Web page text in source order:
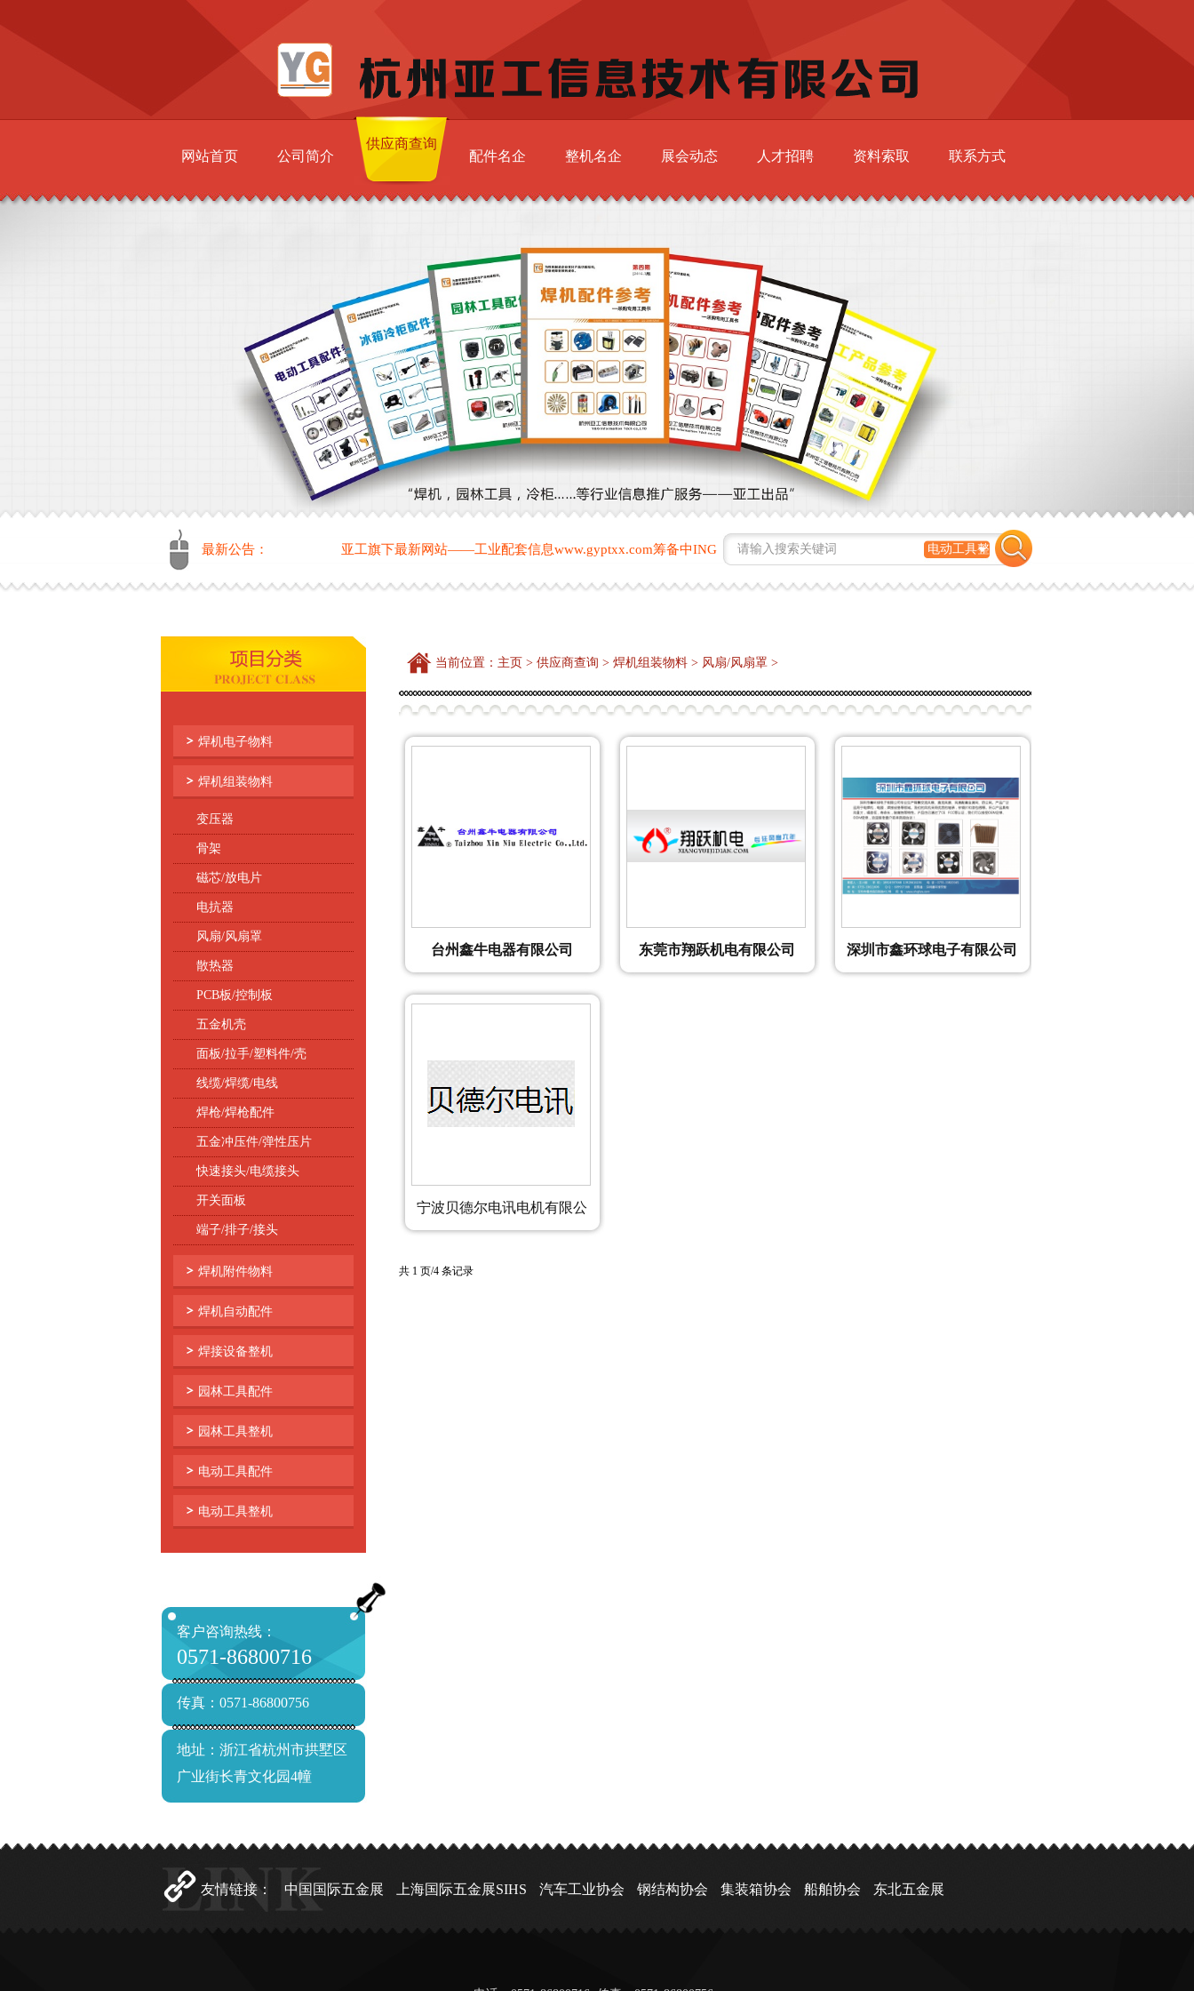
网站首页 公司简介
供应商查询
配件名企
整机名企 展会动态 人才招聘 资料索取 联系方式
最新公告： 亚工旗下最新网站——工业配套信息www.gyptxx.com筹备中ING 详情请咨询0571-86800716
焊机电子物料
焊机组装物料
变压器
骨架
磁芯/放电片
电抗器
风扇/风扇罩
散热器
PCB板/控制板
五金机壳
面板/拉手/塑料件/壳
线缆/焊缆/电线
焊枪/焊枪配件
五金冲压件/弹性压片
快速接头/电缆接头
开关面板
端子/排子/接头
焊机附件物料
焊机自动配件
焊接设备整机
园林工具配件
园林工具整机
电动工具配件
电动工具整机
客户咨询热线：
0571-86800716
传真：0571-86800756
地址：浙江省杭州市拱墅区
广业街长青文化园4幢
当前位置： 主页 > 供应商查询 > 焊机组装物料 > 风扇/风扇罩 >
台州鑫牛电器有限公司 东莞市翔跃机电有限公司 深圳市鑫环球电子有限公司
宁波贝德尔电讯电机有限公
共 1 页/4 条记录
友情链接： 中国国际五金展 上海国际五金展SIHS 汽车工业协会 钢结构协会 集装箱协会 船舶协会 东北五金展